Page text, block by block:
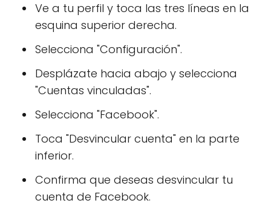
Ve a tu perfil y toca las tres líneas en la
esquina superior derecha.
Selecciona "Configuración".
Desplázate hacia abajo y selecciona
"Cuentas vinculadas".
Selecciona "Facebook".
Toca "Desvincular cuenta" en la parte
inferior.
Confirma que deseas desvincular tu
cuenta de Facebook.